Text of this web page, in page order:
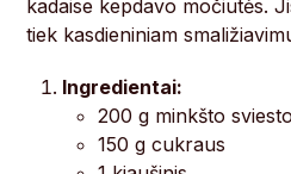
kadaise kepdavo močiutės.
tiek kasdieniniam
Ingredientai:
200 g minkšto sviesto
150 g cukraus